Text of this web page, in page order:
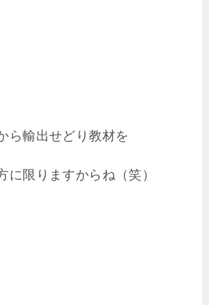
ら輸出せどり教材を
に限りますからね（笑）